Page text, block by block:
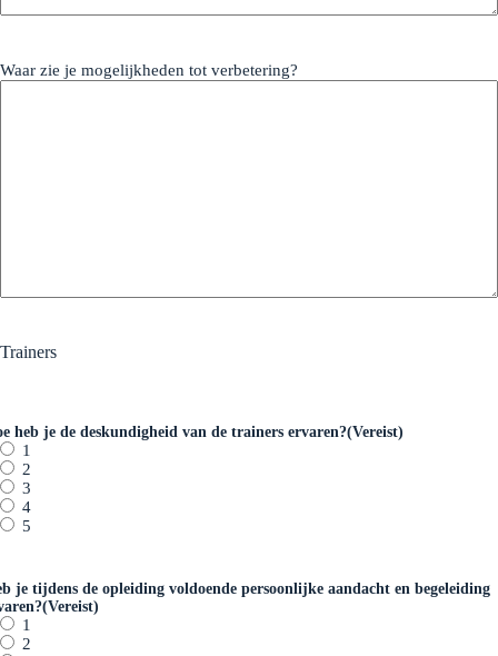
Waar zie je mogelijkheden tot verbetering?
Trainers
heb je de deskundigheid van de trainers ervaren?(Vereist)
1
2
3
4
5
je tijdens de opleiding voldoende persoonlijke aandacht en begeleiding
(Vereist)
1
2